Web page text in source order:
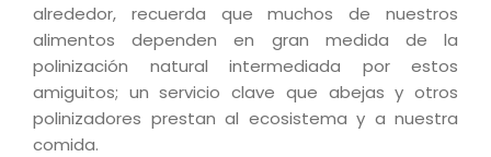
alrededor, recuerda que muchos de nuestros
alimentos dependen en gran medida de la
polinización natural intermediada por estos
amiguitos; un servicio clave que abejas y otros
polinizadores prestan al ecosistema y a nuestra
comida.